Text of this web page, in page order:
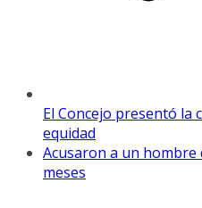
El Concejo presentó la
equidad
Acusaron a un hombre
meses